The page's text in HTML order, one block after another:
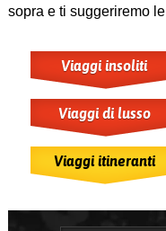
sopra e ti suggeriremo
Viaggi insoliti
Viaggi di lusso
Viaggi itineranti